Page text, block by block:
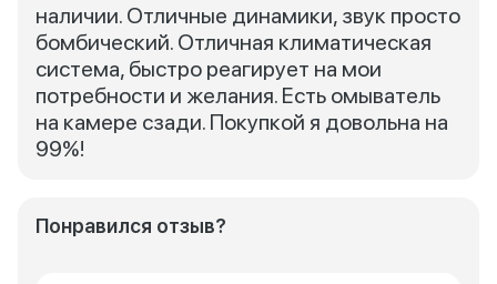
наличии. Отличные динамики, звук просто
бомбический. Отличная климатическая
система, быстро реагирует на мои
потребности и желания. Есть омыватель
на камере сзади. Покупкой я довольна на
99%!
Понравился отзыв?